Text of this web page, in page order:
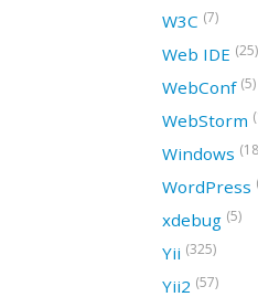
W3C (7)
Web IDE (25)
WebConf (5)
WebStorm
Windows
WordPress
xdebug (5)
Yii (325)
Yii2 (57)